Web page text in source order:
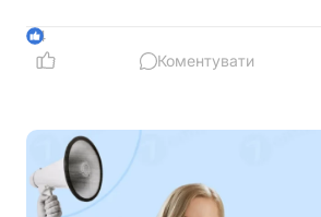
повідомлення за формою J/
нового сертифіката відкритого
4
Коментувати